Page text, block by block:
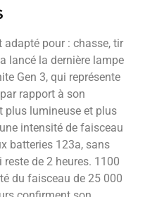
pour : chasse, tir
lancé la dernière lampe
Gen 3, qui représente
rapport à son
plus lumineuse et plus
intensité de faisceau
batteries 123a, sans
de 2 heures. 1100
du faisceau de 25 000